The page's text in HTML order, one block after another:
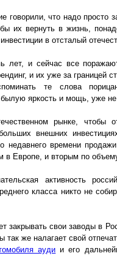
говорили, что надо просто
их вернуть в жизнь,
в отсталый
лет, и сейчас все
и их уже за границей
те слова
яркость и мощь, уже не
рынке, чтобы
внешних
недавнего времени
в Европе, и вторым по
активность
класса никто не
закрывать свои заводы в
так же налагает свой
ауди и его